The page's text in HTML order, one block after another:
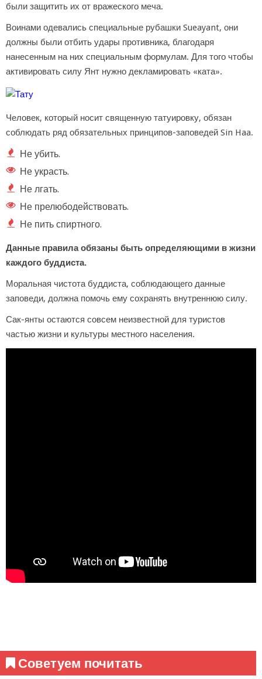
были защитить их от вражеского меча.
Воинами одевались специальные рубашки Sueayant, они
должны были отбить удары противника, благодаря
нанесенным на них специальным формулам. Для того чтобы
активировать силу Янт нужно декламировать «ката».
Человек, который носит священную татуировку, обязан
соблюдать ряд обязательных принципов-заповедей Sin Haa.
Не убить.
Не украсть.
Не лгать.
Не прелюбодействовать.
Не пить спиртного.
Данные правила обязаны быть определяющими в жизни
каждого буддиста.
Моральная чистота буддиста, соблюдающего данные
заповеди, должна помочь ему сохранять внутреннюю силу.
Сак-янты остаются совсем неизвестной для туристов
частью жизни и культуры местного населения.
Советуем почитать